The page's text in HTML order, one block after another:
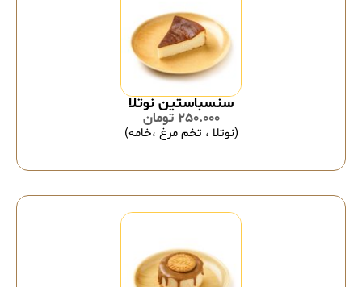
سنسباستین نوتلا
250.000 تومان
(نوتلا ، تخم مرغ ،خامه)